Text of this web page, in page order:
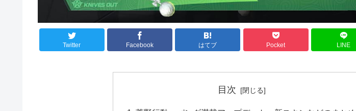
Twitter Facebook はてブ Pocket LINE
目次